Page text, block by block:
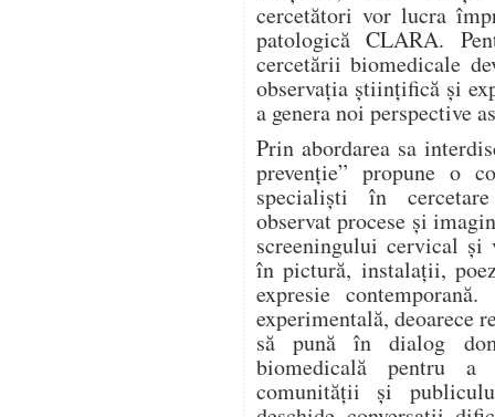
cercetători vor lucra
patologică CLARA.
cercetării biomedicale
observația științifică și
a genera noi perspective
Prin abordarea sa
prevenție” propune o
specialiști în
observat procese și
screeningului cervical și
în pictură, instalații,
expresie
experimentală, deoarece
să pună în dialog
biomedicală pentru a
comunității și